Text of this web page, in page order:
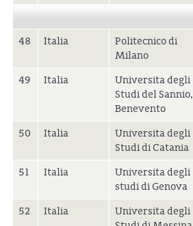
48 Italia
Politecnico di
Milano
49 Italia
Universita degli
Studi del Sannio,
Benevento
50 Italia
Universita degli
Studi di Catania
51 Italia
Universita degli
studi di Genova
52 Italia
Universita degli